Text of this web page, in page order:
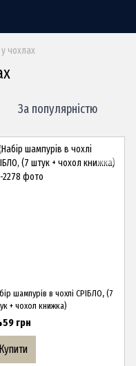
чохлах
За популярністю
шампурів в чохлі СРІБЛО, (7
+ чохол книжка)
грн
Купити